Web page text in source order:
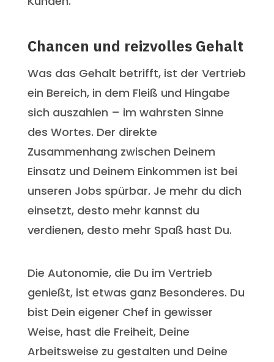
Chancen und reizvolles Gehalt
Was das Gehalt betrifft, ist der Vertrieb
ein Bereich, in dem Fleiß und Hingabe
sich auszahlen – im wahrsten Sinne
des Wortes. Der direkte
Zusammenhang zwischen Deinem
Einsatz und Deinem Einkommen ist bei
unseren Jobs spürbar. Je mehr du dich
einsetzt, desto mehr kannst du
verdienen, desto mehr Spaß hast Du.
Die Autonomie, die Du im Vertrieb
genießt, ist etwas ganz Besonderes. Du
bist Dein eigener Chef in gewisser
Weise, hast die Freiheit, Deine
Arbeitsweise zu gestalten und Deine